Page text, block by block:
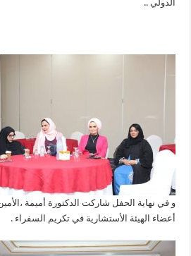
الدولي ..
و في نهاية الحفل شاركت الدكتورة أميمة
أعضاء الهيئة الأستشارية في تكريم السفراء .